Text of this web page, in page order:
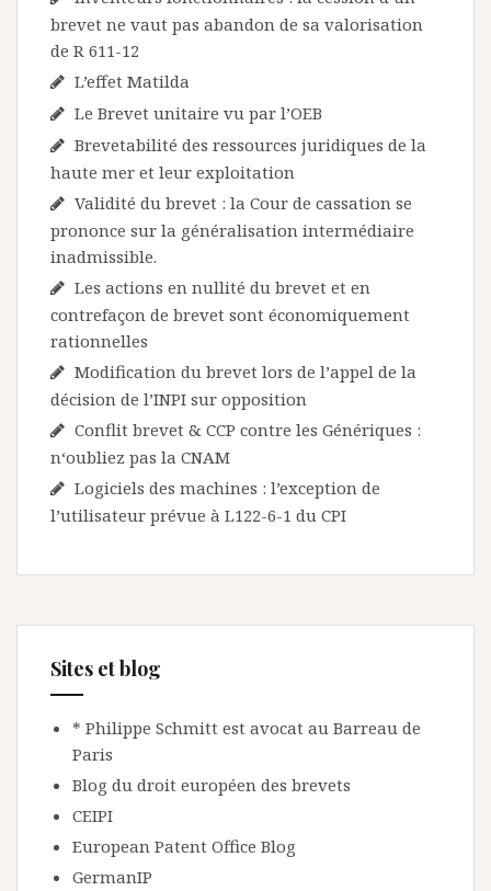
brevet ne vaut pas abandon de sa valorisation
de R 611-12
L’effet Matilda
Le Brevet unitaire vu par l’OEB
Brevetabilité des ressources juridiques de la
haute mer et leur exploitation
Validité du brevet : la Cour de cassation se
prononce sur la généralisation intermédiaire
inadmissible.
Les actions en nullité du brevet et en
contrefaçon de brevet sont économiquement
rationnelles
Modification du brevet lors de l’appel de la
décision de l’INPI sur opposition
Conflit brevet & CCP contre les Génériques :
n‘oubliez pas la CNAM
Logiciels des machines : l’exception de
l’utilisateur prévue à L122-6-1 du CPI
Sites et blog
* Philippe Schmitt est avocat au Barreau de
Paris
Blog du droit européen des brevets
CEIPI
European Patent Office Blog
GermanIP